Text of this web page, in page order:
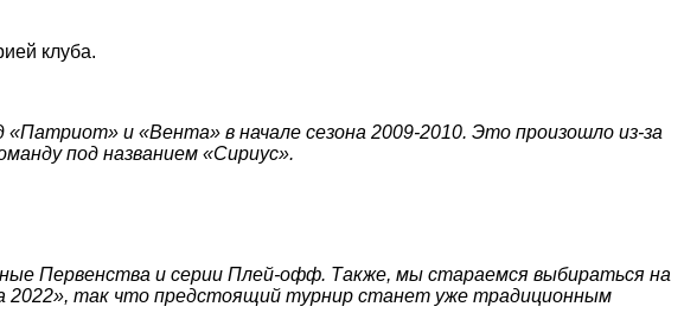
клуба.
и «Вента» в начале сезона 2009-2010. Это произошло из-за
под названием «Сириус».
Первенства и серии Плей-офф. Также, мы стараемся выбираться на
2022», так что предстоящий турнир станет уже традиционным